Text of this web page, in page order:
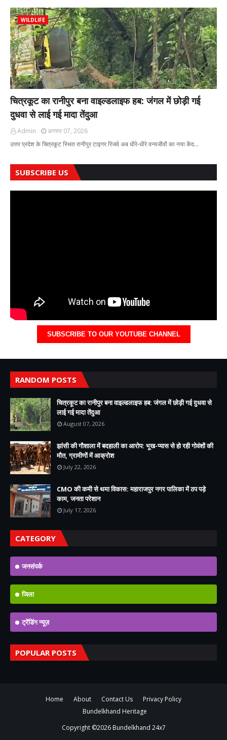
WILDLIFE
चित्रकूट का रानीपुर बना वाइल्डलाइफ हब: जंगल में छोड़ी गई
दुधवा से लाई गई मादा तेंदुआ
Admin
अगस्त 07, 2026
उत्तर प्रदेश के चित्रकूट स्थित रानीपुर टाइगर रिजर्व अब धीरे-धीरे वन्यजीवों का नया केंद…
SUBSCRIBE US
SUBSCRIBE TO OUR YOUTUBE CHANNEL
RANDOM POSTS
चित्रकूट का रानीपुर बना वाइल्डलाइफ हब: जंगल में छोड़ी गई दुधवा से
लाई गई मादा तेंदुआ
August 07, 2026
झांसी की गौशाला में बदहाली का आरोप: भूख-प्यास से हो रही गोवंशों की
मौत, ग्रामीणों में आक्रोश
July 22, 2026
CMO की कमी से थमा विकास: महाराजपुर नगर पालिका में ठप पड़े
काम, जनता परेशान
July 17, 2026
CATEGORY
जनसंपर्क
जिला
ट्रेंडिंग न्यूज़
POPULAR POSTS
Home About Contact Us
Privacy Policy
Bundelkhand Heritage
Copyright ©2026 Bundelkhand 24x7